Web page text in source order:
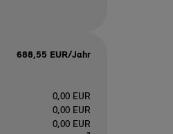
688,55 EUR/Jahr
0,00 EUR
0,00 EUR
0,00 EUR